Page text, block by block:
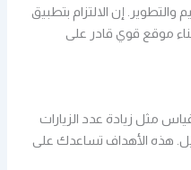
والتطوير. إن الالتزام بتطبيق
موقع قوي قادر على
مثل زيادة عدد الزيارات
هذه الأهداف تساعدك على